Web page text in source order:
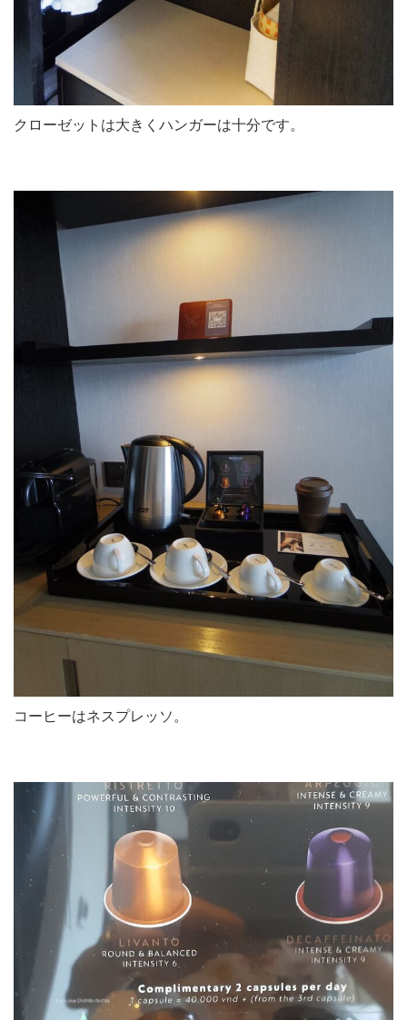
クローゼットは大きくハンガーは十分です。
コーヒーはネスプレッソ。